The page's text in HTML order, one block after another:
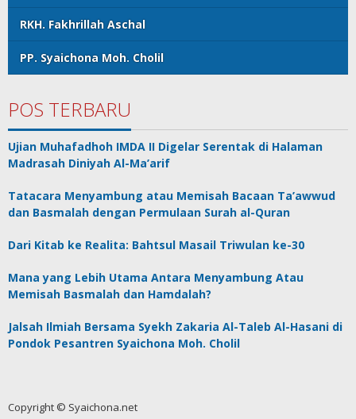
RKH. Fakhrillah Aschal
PP. Syaichona Moh. Cholil
POS TERBARU
Ujian Muhafadhoh IMDA II Digelar Serentak di Halaman
Madrasah Diniyah Al-Ma’arif
Tatacara Menyambung atau Memisah Bacaan Ta’awwud
dan Basmalah dengan Permulaan Surah al-Quran
Dari Kitab ke Realita: Bahtsul Masail Triwulan ke-30
Mana yang Lebih Utama Antara Menyambung Atau
Memisah Basmalah dan Hamdalah?
Jalsah Ilmiah Bersama Syekh Zakaria Al-Taleb Al-Hasani di
Pondok Pesantren Syaichona Moh. Cholil
Copyright © Syaichona.net